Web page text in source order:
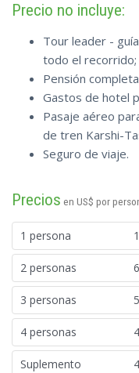
Precio no incluye:
Tour leader -
todo el recorrido;
Pensión
Gastos de hotel
Pasaje aéreo
de tren Karshi-
Seguro de viaje.
Precios en US$ por
1 persona
2 personas
3 personas
4 personas
Suplemento